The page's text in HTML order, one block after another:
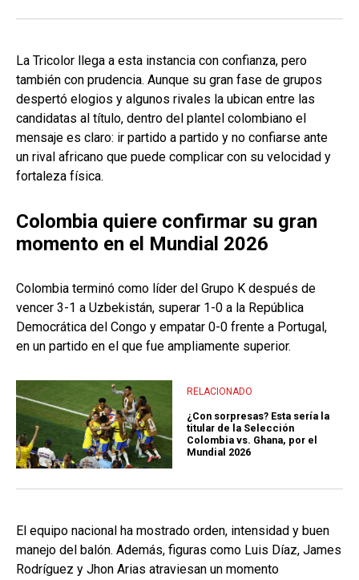
La Tricolor llega a esta instancia con confianza, pero
también con prudencia. Aunque su gran fase de grupos
despertó elogios y algunos rivales la ubican entre las
candidatas al título, dentro del plantel colombiano el
mensaje es claro: ir partido a partido y no confiarse ante
un rival africano que puede complicar con su velocidad y
fortaleza física.
Colombia quiere confirmar su gran
momento en el Mundial 2026
Colombia terminó como líder del Grupo K después de
vencer 3-1 a Uzbekistán, superar 1-0 a la República
Democrática del Congo y empatar 0-0 frente a Portugal,
en un partido en el que fue ampliamente superior.
RELACIONADO
¿Con sorpresas? Esta sería la
titular de la Selección
Colombia vs. Ghana, por el
Mundial 2026
El equipo nacional ha mostrado orden, intensidad y buen
manejo del balón. Además, figuras como Luis Díaz, James
Rodríguez y Jhon Arias atraviesan un momento